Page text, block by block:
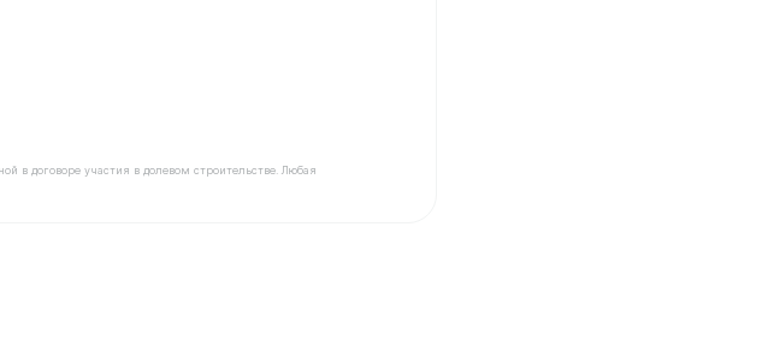
в договоре участия в долевом строительстве. Любая